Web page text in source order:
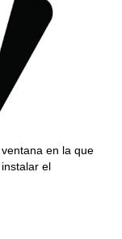
en la que
el